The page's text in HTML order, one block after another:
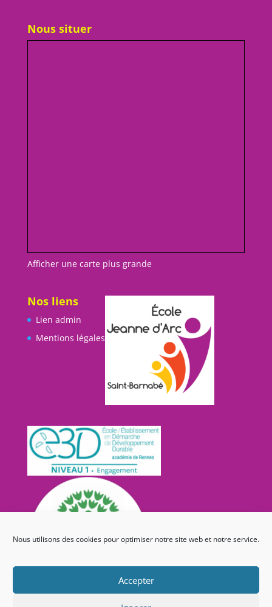
Nous utilisons des cookies pour optimiser notre site web et notre service.
Accepter
Nous situer
Afficher une carte plus grande
Nos liens
Lien admin
Mentions légales